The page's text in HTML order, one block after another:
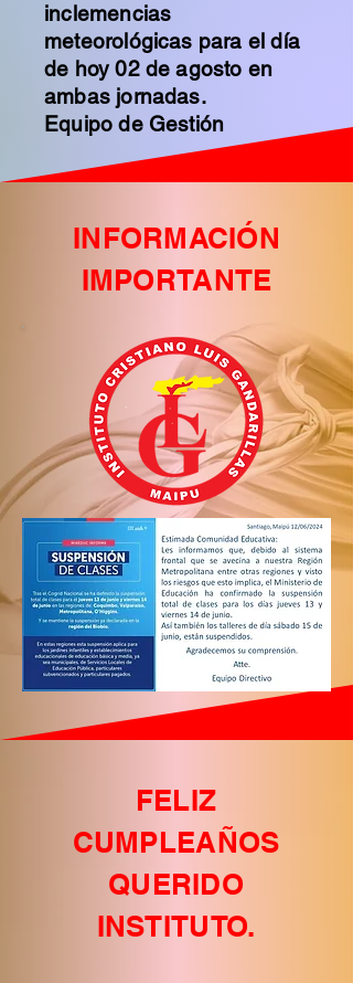
inclemencias
meteorológicas para el día
de hoy 02 de agosto en
ambas jornadas.
Equipo de Gestión
INFORMACIÓN
IMPORTANTE
FELIZ
CUMPLEAÑOS
QUERIDO
INSTITUTO.